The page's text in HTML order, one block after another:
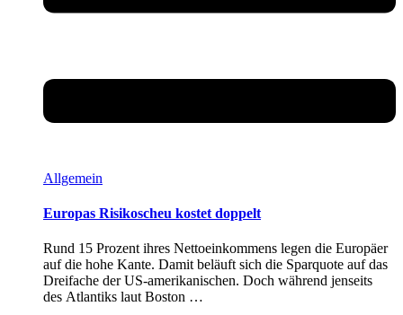
Allgemein
Europas Risikoscheu kostet doppelt
Rund 15 Prozent ihres Nettoeinkommens legen die Europäer
auf die hohe Kante. Damit beläuft sich die Sparquote auf das
Dreifache der US-amerikanischen. Doch während jenseits
des Atlantiks laut Boston …